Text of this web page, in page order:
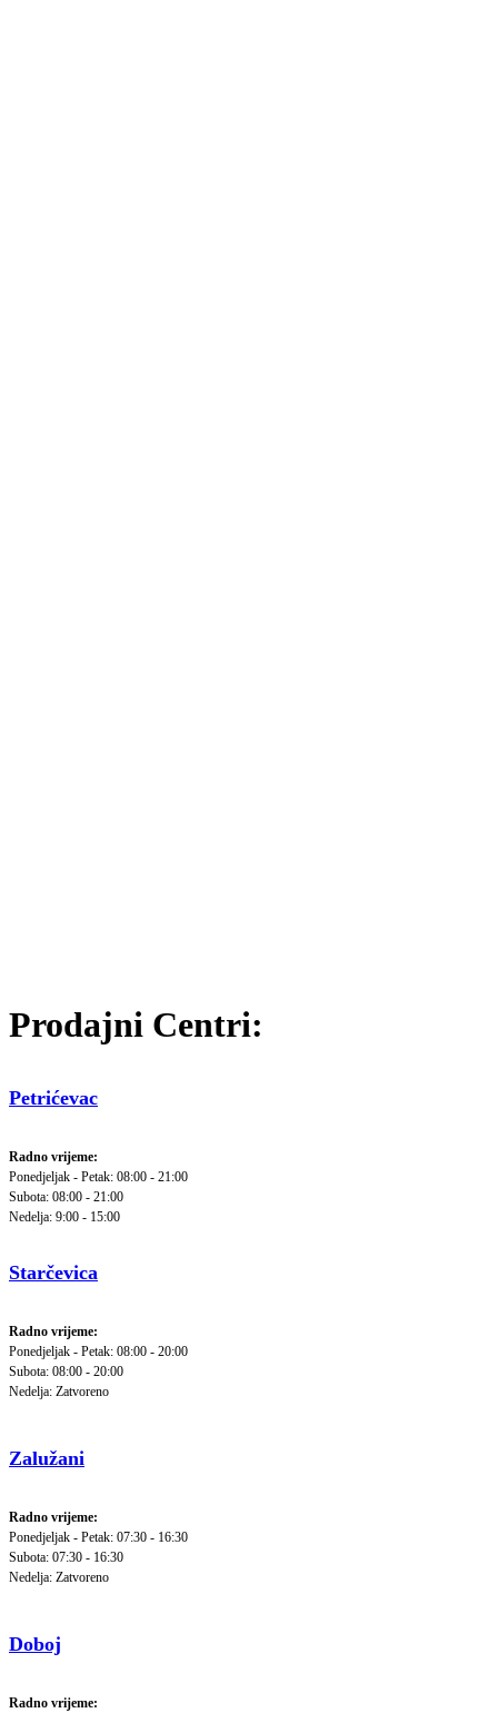
Prodajni Centri:
Petrićevac
Radno vrijeme:
Ponedjeljak - Petak: 08:00 - 21:00
Subota: 08:00 - 21:00
Nedelja: 9:00 - 15:00
Starčevica
Radno vrijeme:
Ponedjeljak - Petak: 08:00 - 20:00
Subota: 08:00 - 20:00
Nedelja: Zatvoreno
Zalužani
Radno vrijeme:
Ponedjeljak - Petak: 07:30 - 16:30
Subota: 07:30 - 16:30
Nedelja: Zatvoreno
Doboj
Radno vrijeme: